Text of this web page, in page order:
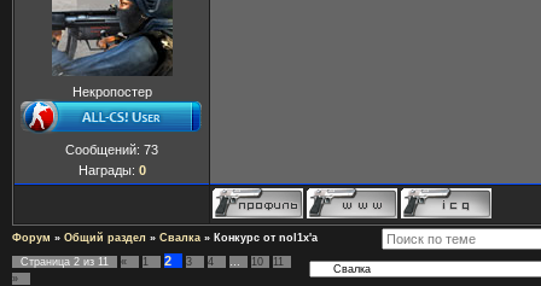
Некропостер
Сообщений: 73
Награды: 0
Форум » Общий раздел » Свалка » Конкурс от nol1x'a
Страница 2 из 11 « 1 2 3 4 … 10
11
»